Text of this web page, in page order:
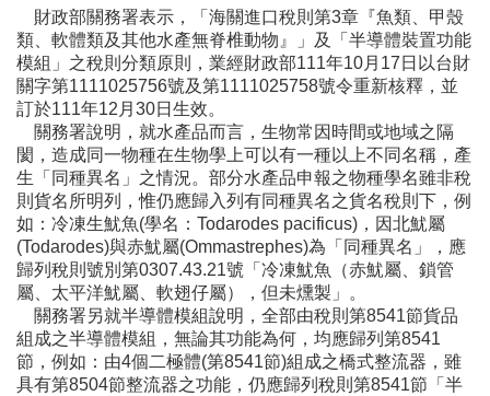
財政部關務署表示，「海關進口稅則第3章『魚類、甲殼
類、軟體類及其他水產無脊椎動物』」及「半導體裝置功能
模組」之稅則分類原則，業經財政部111年10月17日以台財
關字第1111025756號及第1111025758號令重新核釋，並
訂於111年12月30日生效。
關務署說明，就水產品而言，生物常因時間或地域之隔
閡，造成同一物種在生物學上可以有一種以上不同名稱，產
生「同種異名」之情況。部分水產品申報之物種學名雖非稅
則貨名所明列，惟仍應歸入列有同種異名之貨名稅則下，例
如：冷凍生魷魚(學名：Todarodes pacificus)，因北魷屬
(Todarodes)與赤魷屬(Ommastrephes)為「同種異名」，應
歸列稅則號別第0307.43.21號「冷凍魷魚（赤魷屬、鎖管
屬、太平洋魷屬、軟翅仔屬），但未燻製」。
關務署另就半導體模組說明，全部由稅則第8541節貨品
組成之半導體模組，無論其功能為何，均應歸列第8541
節，例如：由4個二極體(第8541節)組成之橋式整流器，雖
具有第8504節整流器之功能，仍應歸列稅則第8541節「半